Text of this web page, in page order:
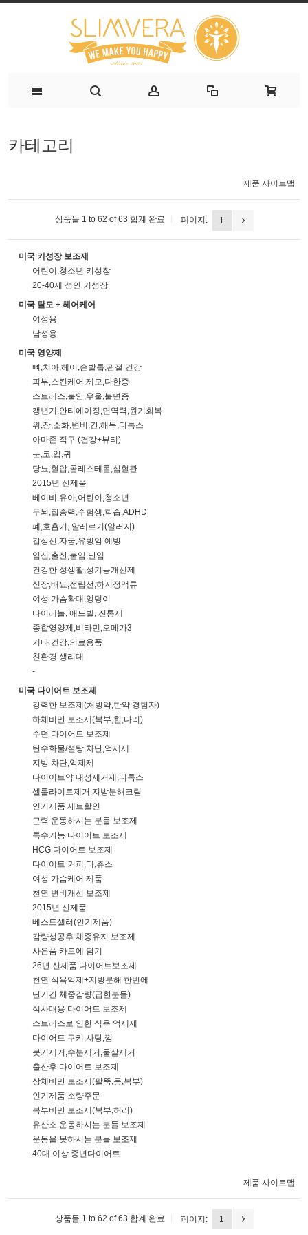
카테고리
제품 사이트맵
상품들 1 to 62 of 63 합계 완료 페이지: 1
미국 키성장 보조제
어린이,청소년 키성장
20-40세 성인 키성장
미국 탈모 + 헤어케어
여성용
남성용
미국 영양제
뼈,치아,헤어,손발톱,관절 건강
피부,스킨케어,제모,다한증
스트레스,불안,우울,불면증
갱년기,안티에이징,면역력,원기회복
위,장,소화,변비,간,해독,디톡스
아마존 직구 (건강+뷰티)
눈,코,입,귀
당뇨,혈압,콜레스테롤,심혈관
2015년 신제품
베이비,유아,어린이,청소년
두뇌,집중력,수험생,학습,ADHD
폐,호흡기, 알레르기(알러지)
갑상선,자궁,유방암 예방
임신,출산,불임,난임
건강한 성생활,성기능개선제
신장,배뇨,전립선,하지정맥류
여성 가슴확대,엉덩이
타이레놀, 애드빌, 진통제
종합영양제,비타민,오메가3
기타 건강,의료용품
친환경 생리대
-
미국 다이어트 보조제
강력한 보조제(처방약,한약 경험자)
하체비만 보조제(복부,힙,다리)
수면 다이어트 보조제
탄수화물/설탕 차단,억제제
지방 차단,억제제
다이어트약 내성제거제,디톡스
셀룰라이트제거,지방분해크림
인기제품 세트할인
근력 운동하시는 분들 보조제
특수기능 다이어트 보조제
HCG 다이어트 보조제
다이어트 커피,티,쥬스
여성 가슴케어 제품
천연 변비개선 보조제
2015년 신제품
베스트셀러(인기제품)
감량성공후 체중유지 보조제
사은품 카트에 담기
26년 신제품 다이어트보조제
천연 식욕억제+지방분해 한번에
단기간 체중감량(급한분들)
식사대용 다이어트 보조제
스트레스로 인한 식욕 억제제
다이어트 쿠키,사탕,껌
붓기제거,수분제거,물살제거
출산후 다이어트 보조제
상체비만 보조제(팔뚝,등,복부)
인기제품 소량주문
복부비만 보조제(복부,허리)
유산소 운동하시는 분들 보조제
운동을 못하시는 분들 보조제
40대 이상 중년다이어트
제품 사이트맵
상품들 1 to 62 of 63 합계 완료 페이지: 1